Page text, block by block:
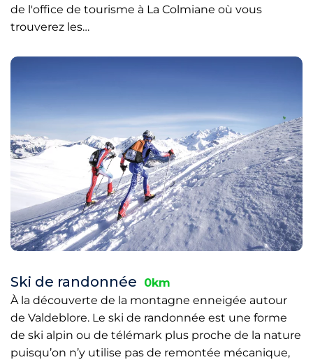
de l'office de tourisme à La Colmiane où vous
trouverez les…
Ski de randonnée
0km
À la découverte de la montagne enneigée autour
de Valdeblore. Le ski de randonnée est une forme
de ski alpin ou de télémark plus proche de la nature
puisqu’on n’y utilise pas de remontée mécanique,